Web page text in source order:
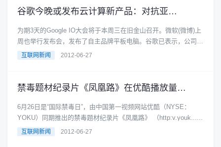
谷歌今晚或发布云计算新产品：对抗亚马逊。
为期3天的Google IO大会将于本周三在旧金山召开。微软(微博)上
周也举行发布会，发布了自主品牌平板电脑。谷歌已表示，公司
CEO拉里&#......
互联网新闻 2012-06-27
禁毒题材纪录片《凤凰路》在优酷播放量创纪录。
6月26日是“国际禁毒日”，由中国第一视频网站优酷（NYSE：
YOKU）同期推出的禁毒题材纪录片《凤凰路》 （http:v.youk......
互联网新闻 2012-06-27